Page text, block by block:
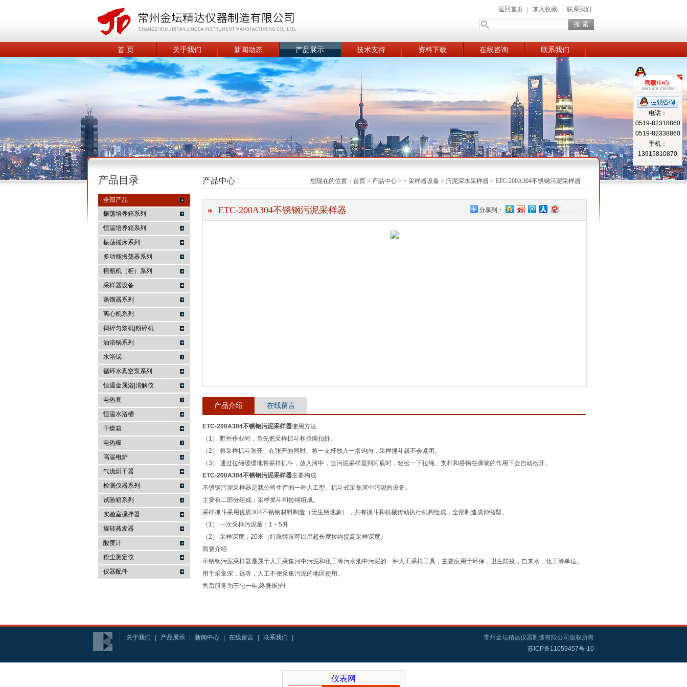
常州金坛精达仪器制造有限公司
返回首页 加入收藏 联系我们
首 页 关于我们 新闻动态 产品展示 技术支持 资料下载 在线咨询 联系我们
产品目录
全部产品
振荡培养箱系列
恒温培养箱系列
振荡摇床系列
多功能振荡器系列
摇瓶机（柜）系列
采样器设备
蒸馏器系列
离心机系列
捣碎匀浆机|粉碎机
油浴锅系列
水浴锅
循环水真空泵系列
恒温金属浴|消解仪
电热套
恒温水浴槽
干燥箱
电热板
高温电炉
气流烘干器
检测仪器系列
试验箱系列
实验室搅拌器
旋转蒸发器
酸度计
粉尘测定仪
仪器配件
产品中心 您现在的位置： 首页 > 产品中心 > > 采样器设备 > 污泥深水采样器 > ETC-200A304不锈钢污泥采样器
ETC-200A304不锈钢污泥采样器 分享到：
产品介绍 在线留言
ETC-200A304不锈钢污泥采样器使用方法
（1） 野外作业时，首先把采样抓斗和拉绳扣好。
（2） 将采样抓斗张开、在张开的同时、将一支杆放入一搭钩内，采样抓斗就不会紧闭。
（3） 通过拉绳缓缓地将采样抓斗，放入河中，当污泥采样器到河底时，轻松一下拉绳、支杆和搭钩在弹簧的作用下会自动松开。
ETC-200A304不锈钢污泥采样器主要构成
不锈钢污泥采样器是我公司生产的一种人工型、抓斗式采集河中污泥的设备。
主要有二部分组成：采样抓斗和拉绳组成。
采样抓斗采用优质304不锈钢材料制造（无生锈现象），共有抓斗和机械传动执行机构组成，全部制造成伸缩型。
（1） 一次采样污泥量：1－5升
（2） 采样深度：20米（特殊情况可以用超长度拉绳提高采样深度）
简要介绍
不锈钢污泥采样器是属于人工采集河中污泥和化工等污水池中污泥的一种人工采样工具，主要应用于环保，卫生防疫，自来水，化工等单位。
用于采集深，远等，人工不便采集污泥的地区使用。
售后服务为三包一年,终身维护!
关于我们 产品展示 新闻中心 在线留言 联系我们
常州金坛精达仪器制造有限公司版权所有
苏ICP备11059457号-10
电话：
0519-82318860
0519-82338860
手机：
13915810870
仪表网